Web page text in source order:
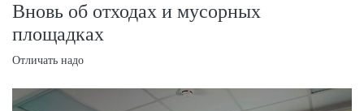
Вновь об отходах и мусорных
площадках
Отличать надо